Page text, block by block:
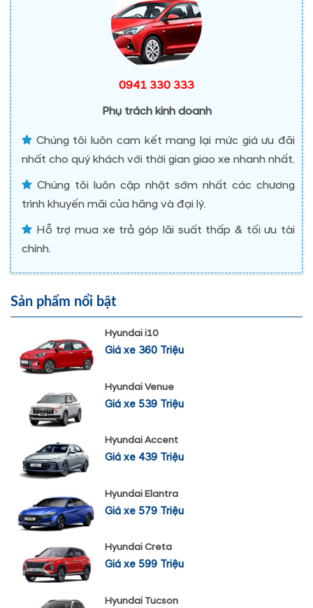
0941 330 333
Phụ trách kinh doanh
Chúng tôi luôn cam kết mang lại mức giá ưu đãi
nhất cho quý khách với thời gian giao xe nhanh nhất.
Chúng tôi luôn cập nhật sớm nhất các chương
trình khuyến mãi của hãng và đại lý.
Hỗ trợ mua xe trả góp lãi suất thấp & tối ưu tài
chính.
Sản phẩm nổi bật
Hyundai i10
Giá xe 360 Triệu
Hyundai Venue
Giá xe 539 Triệu
Hyundai Accent
Giá xe 439 Triệu
Hyundai Elantra
Giá xe 579 Triệu
Hyundai Creta
Giá xe 599 Triệu
Hyundai Tucson